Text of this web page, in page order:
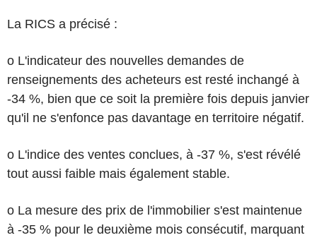
La RICS a précisé :
o L'indicateur des nouvelles demandes de
renseignements des acheteurs est resté inchangé à
-34 %, bien que ce soit la première fois depuis janvier
qu'il ne s'enfonce pas davantage en territoire négatif.
o L'indice des ventes conclues, à -37 %, s'est révélé
tout aussi faible mais également stable.
o La mesure des prix de l'immobilier s'est maintenue
à -35 % pour le deuxième mois consécutif, marquant